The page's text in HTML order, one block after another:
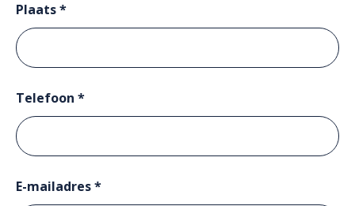
Plaats *
Telefoon *
E-mailadres *